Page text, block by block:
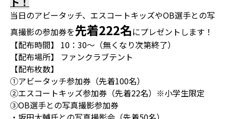
当日のアビータッチ、エスコートキッズやOB選手との写
真撮影の参加券を先着222名にプレゼントします！
【配布時間】 10：30～（無くなり次第終了）
【配布場所】 ファンクラブテント
【配布枚数】
①アビータッチ参加券（先着100名）
②エスコートキッズ参加券（先着22名）※小学生限定
③OB選手との写真撮影参加券